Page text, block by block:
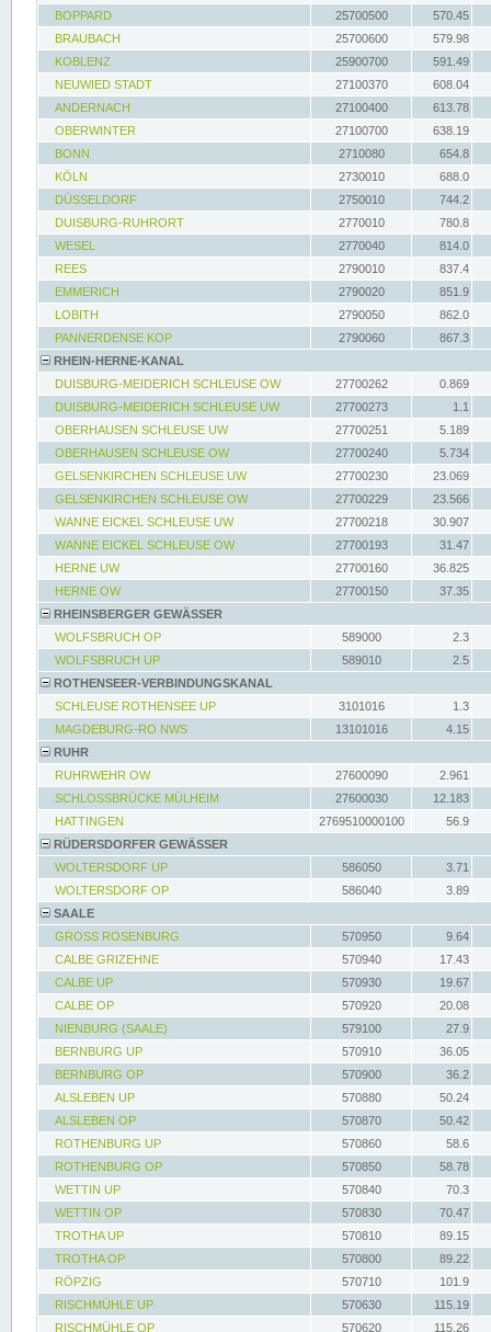
BOPPARD
25700500
570.45
BRAUBACH
25700600
579.98
KOBLENZ
25900700
591.49
NEUWIED STADT
27100370
608.04
ANDERNACH
27100400
613.78
OBERWINTER
27100700
638.19
BONN
2710080
654.8
KÖLN
2730010
688.0
DÜSSELDORF
2750010
744.2
DUISBURG-RUHRORT
2770010
780.8
WESEL
2770040
814.0
REES
2790010
837.4
EMMERICH
2790020
851.9
LOBITH
2790050
862.0
PANNERDENSE KOP
2790060
867.3
RHEIN-HERNE-KANAL
DUISBURG-MEIDERICH SCHLEUSE OW
27700262
0.869
DUISBURG-MEIDERICH SCHLEUSE UW
27700273
1.1
OBERHAUSEN SCHLEUSE UW
27700251
5.189
OBERHAUSEN SCHLEUSE OW
27700240
5.734
GELSENKIRCHEN SCHLEUSE UW
27700230
23.069
GELSENKIRCHEN SCHLEUSE OW
27700229
23.566
WANNE EICKEL SCHLEUSE UW
27700218
30.907
WANNE EICKEL SCHLEUSE OW
27700193
31.47
HERNE UW
27700160
36.825
HERNE OW
27700150
37.35
RHEINSBERGER GEWÄSSER
WOLFSBRUCH OP
589000
2.3
WOLFSBRUCH UP
589010
2.5
ROTHENSEER-VERBINDUNGSKANAL
SCHLEUSE ROTHENSEE UP
3101016
1.3
MAGDEBURG-RO NWS
13101016
4.15
RUHR
RUHRWEHR OW
27600090
2.961
SCHLOSSBRÜCKE MÜLHEIM
27600030
12.183
HATTINGEN
2769510000100
56.9
RÜDERSDORFER GEWÄSSER
WOLTERSDORF UP
586050
3.71
WOLTERSDORF OP
586040
3.89
SAALE
GROSS ROSENBURG
570950
9.64
CALBE GRIZEHNE
570940
17.43
CALBE UP
570930
19.67
CALBE OP
570920
20.08
NIENBURG (SAALE)
579100
27.9
BERNBURG UP
570910
36.05
BERNBURG OP
570900
36.2
ALSLEBEN UP
570880
50.24
ALSLEBEN OP
570870
50.42
ROTHENBURG UP
570860
58.6
ROTHENBURG OP
570850
58.78
WETTIN UP
570840
70.3
WETTIN OP
570830
70.47
TROTHA UP
570810
89.15
TROTHA OP
570800
89.22
RÖPZIG
570710
101.9
RISCHMÜHLE UP
570630
115.19
RISCHMÜHLE OP
570620 115.26